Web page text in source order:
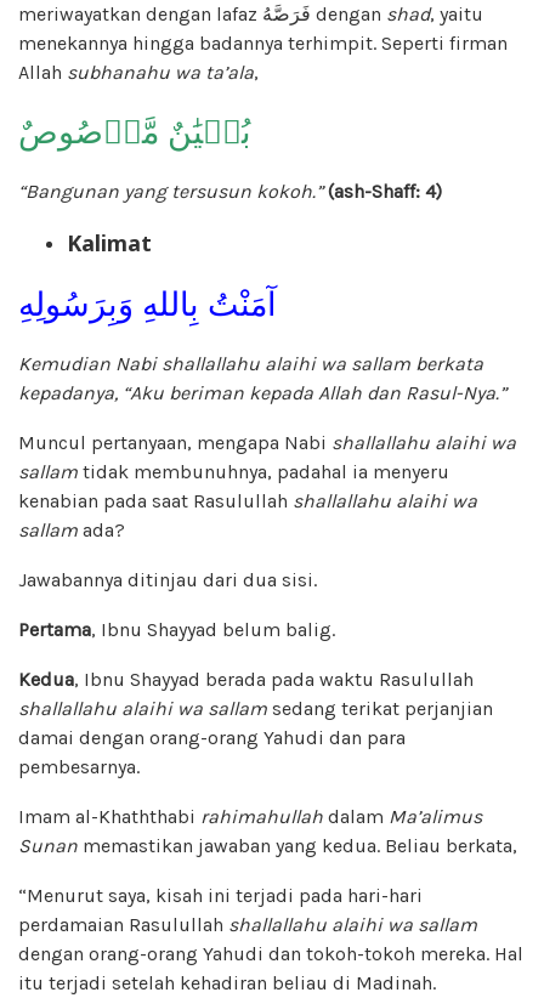
meriwayatkan dengan lafaz فَرَصَّهُ dengan shad, yaitu
menekannya hingga badannya terhimpit. Seperti firman
Allah subhanahu wa ta’ala,
بُنۡيَٰنٌ مَّرۡصُوصٌ
“Bangunan yang tersusun kokoh.” (ash-Shaff: 4)
Kalimat
آمَنْتُ بِاللهِ وَبِرَسُولِهِ
Kemudian Nabi shallallahu alaihi wa sallam berkata
kepadanya, “Aku beriman kepada Allah dan Rasul-Nya.”
Muncul pertanyaan, mengapa Nabi shallallahu alaihi wa
sallam tidak membunuhnya, padahal ia menyeru
kenabian pada saat Rasulullah shallallahu alaihi wa
sallam ada?
Jawabannya ditinjau dari dua sisi.
Pertama, Ibnu Shayyad belum balig.
Kedua, Ibnu Shayyad berada pada waktu Rasulullah
shallallahu alaihi wa sallam sedang terikat perjanjian
damai dengan orang-orang Yahudi dan para
pembesarnya.
Imam al-Khaththabi rahimahullah dalam Ma’alimus
Sunan memastikan jawaban yang kedua. Beliau berkata,
“Menurut saya, kisah ini terjadi pada hari-hari
perdamaian Rasulullah shallallahu alaihi wa sallam
dengan orang-orang Yahudi dan tokoh-tokoh mereka. Hal
itu terjadi setelah kehadiran beliau di Madinah.